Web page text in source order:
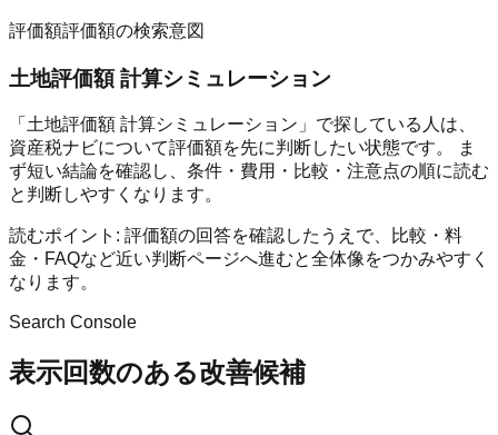
評価額評価額の検索意図
土地評価額 計算シミュレーション
「土地評価額 計算シミュレーション」で探している人は、
資産税ナビについて評価額を先に判断したい状態です。 ま
ず短い結論を確認し、条件・費用・比較・注意点の順に読む
と判断しやすくなります。
読むポイント: 評価額の回答を確認したうえで、比較・料
金・FAQなど近い判断ページへ進むと全体像をつかみやすく
なります。
Search Console
表示回数のある改善候補